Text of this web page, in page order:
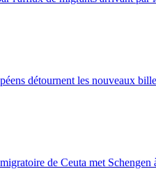
détournent les nouveaux
de Ceuta met Schengen